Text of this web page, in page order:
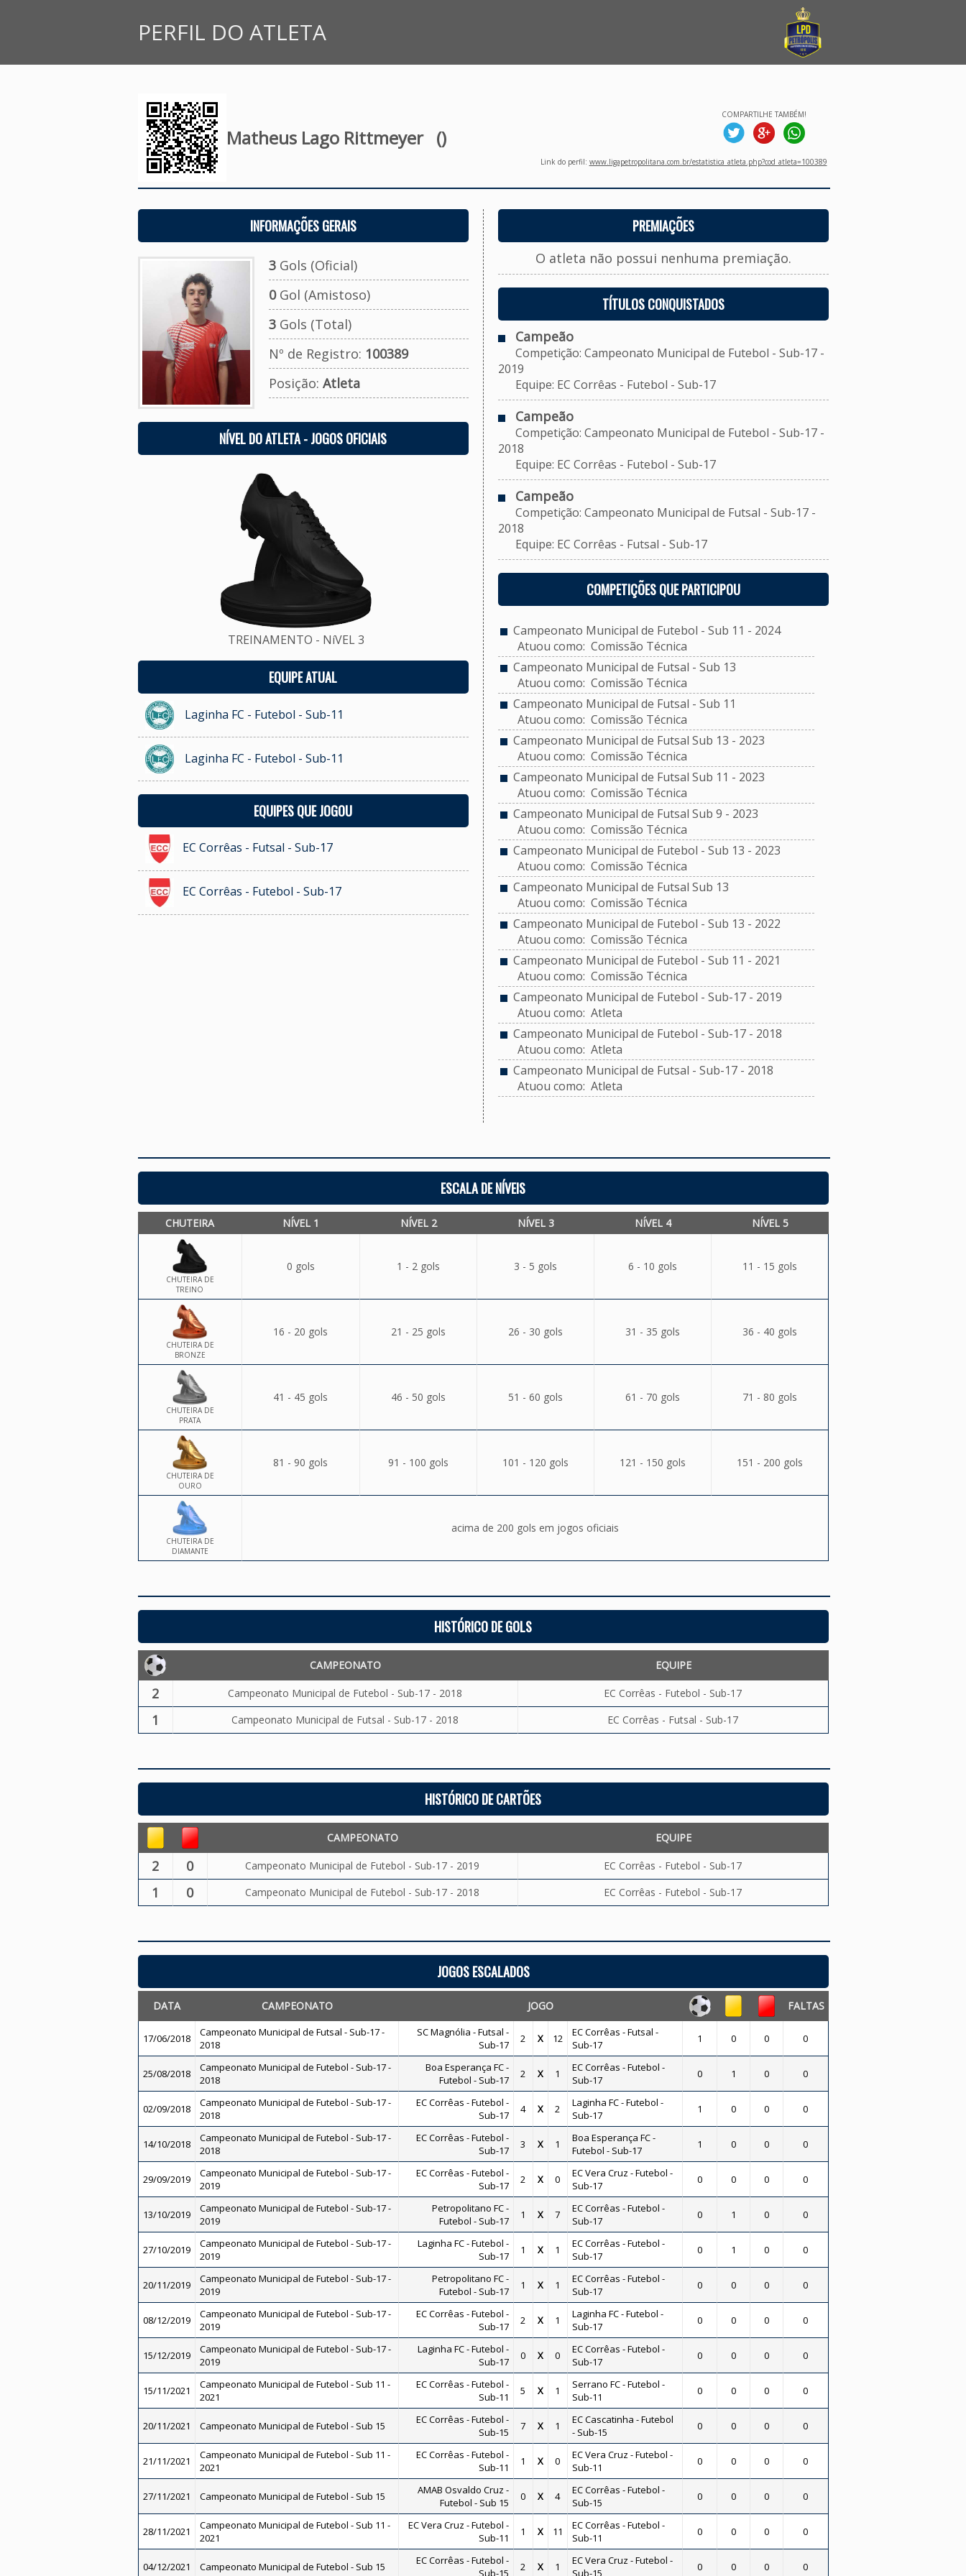
PERFIL DO ATLETA
Matheus Lago Rittmeyer ()
COMPARTILHE TAMBÉM!
Link do perfil: www.ligapetropolitana.com.br/estatistica_atleta.php?cod_atleta=100389
INFORMAÇÕES GERAIS
3Gols (Oficial)
0Gol (Amistoso)
3Gols (Total)
Nº de Registro: 100389
Posição: Atleta
NÍVEL DO ATLETA - JOGOS OFICIAIS
TREINAMENTO - NíVEL 3
EQUIPE ATUAL
Laginha FC - Futebol - Sub-11
Laginha FC - Futebol - Sub-11
EQUIPES QUE JOGOU
EC Corrêas - Futsal - Sub-17
EC Corrêas - Futebol - Sub-17
PREMIAÇÕES
O atleta não possui nenhuma premiação.
TÍTULOS CONQUISTADOS
Campeão
Competição: Campeonato Municipal de Futebol - Sub-17 -
2019
Equipe: EC Corrêas - Futebol - Sub-17
Campeão
Competição: Campeonato Municipal de Futebol - Sub-17 -
2018
Equipe: EC Corrêas - Futebol - Sub-17
Campeão
Competição: Campeonato Municipal de Futsal - Sub-17 -
2018
Equipe: EC Corrêas - Futsal - Sub-17
COMPETIÇÕES QUE PARTICIPOU
Campeonato Municipal de Futebol - Sub 11 - 2024
Atuou como: Comissão Técnica
Campeonato Municipal de Futsal - Sub 13
Atuou como: Comissão Técnica
Campeonato Municipal de Futsal - Sub 11
Atuou como: Comissão Técnica
Campeonato Municipal de Futsal Sub 13 - 2023
Atuou como: Comissão Técnica
Campeonato Municipal de Futsal Sub 11 - 2023
Atuou como: Comissão Técnica
Campeonato Municipal de Futsal Sub 9 - 2023
Atuou como: Comissão Técnica
Campeonato Municipal de Futebol - Sub 13 - 2023
Atuou como: Comissão Técnica
Campeonato Municipal de Futsal Sub 13
Atuou como: Comissão Técnica
Campeonato Municipal de Futebol - Sub 13 - 2022
Atuou como: Comissão Técnica
Campeonato Municipal de Futebol - Sub 11 - 2021
Atuou como: Comissão Técnica
Campeonato Municipal de Futebol - Sub-17 - 2019
Atuou como: Atleta
Campeonato Municipal de Futebol - Sub-17 - 2018
Atuou como: Atleta
Campeonato Municipal de Futsal - Sub-17 - 2018
Atuou como: Atleta
ESCALA DE NÍVEIS
CHUTEIRA NÍVEL 1 NÍVEL 2 NÍVEL 3 NÍVEL 4 NÍVEL 5
CHUTEIRA DE
TREINO
0 gols 1 - 2 gols 3 - 5 gols 6 - 10 gols 11 - 15 gols
CHUTEIRA DE
BRONZE
16 - 20 gols 21 - 25 gols 26 - 30 gols 31 - 35 gols 36 - 40 gols
CHUTEIRA DE
PRATA
41 - 45 gols 46 - 50 gols 51 - 60 gols 61 - 70 gols 71 - 80 gols
CHUTEIRA DE
OURO
81 - 90 gols 91 - 100 gols 101 - 120 gols 121 - 150 gols 151 - 200 gols
CHUTEIRA DE
DIAMANTE
acima de 200 gols em jogos oficiais
HISTÓRICO DE GOLS
CAMPEONATO EQUIPE
2 Campeonato Municipal de Futebol - Sub-17 - 2018 EC Corrêas - Futebol - Sub-17
1 Campeonato Municipal de Futsal - Sub-17 - 2018 EC Corrêas - Futsal - Sub-17
HISTÓRICO DE CARTÕES
CAMPEONATO EQUIPE
2 0 Campeonato Municipal de Futebol - Sub-17 - 2019 EC Corrêas - Futebol - Sub-17
1 0 Campeonato Municipal de Futebol - Sub-17 - 2018 EC Corrêas - Futebol - Sub-17
JOGOS ESCALADOS
DATA CAMPEONATO JOGO FALTAS
17/06/2018
Campeonato Municipal de Futsal - Sub-17 -
2018
SC Magnólia - Futsal -
Sub-17
2 X 12
EC Corrêas - Futsal -
Sub-17
1 0 0 0
25/08/2018
Campeonato Municipal de Futebol - Sub-17 -
2018
Boa Esperança FC -
Futebol - Sub-17
2 X 1
EC Corrêas - Futebol -
Sub-17
0 1 0 0
02/09/2018
Campeonato Municipal de Futebol - Sub-17 -
2018
EC Corrêas - Futebol -
Sub-17
4 X 2
Laginha FC - Futebol -
Sub-17
1 0 0 0
14/10/2018
Campeonato Municipal de Futebol - Sub-17 -
2018
EC Corrêas - Futebol -
Sub-17
3 X 1
Boa Esperança FC -
Futebol - Sub-17
1 0 0 0
29/09/2019
Campeonato Municipal de Futebol - Sub-17 -
2019
EC Corrêas - Futebol -
Sub-17
2 X 0
EC Vera Cruz - Futebol -
Sub-17
0 0 0 0
13/10/2019
Campeonato Municipal de Futebol - Sub-17 -
2019
Petropolitano FC -
Futebol - Sub-17
1 X 7
EC Corrêas - Futebol -
Sub-17
0 1 0 0
27/10/2019
Campeonato Municipal de Futebol - Sub-17 -
2019
Laginha FC - Futebol -
Sub-17
1 X 1
EC Corrêas - Futebol -
Sub-17
0 1 0 0
20/11/2019
Campeonato Municipal de Futebol - Sub-17 -
2019
Petropolitano FC -
Futebol - Sub-17
1 X 1
EC Corrêas - Futebol -
Sub-17
0 0 0 0
08/12/2019
Campeonato Municipal de Futebol - Sub-17 -
2019
EC Corrêas - Futebol -
Sub-17
2 X 1
Laginha FC - Futebol -
Sub-17
0 0 0 0
15/12/2019
Campeonato Municipal de Futebol - Sub-17 -
2019
Laginha FC - Futebol -
Sub-17
0 X 0
EC Corrêas - Futebol -
Sub-17
0 0 0 0
15/11/2021
Campeonato Municipal de Futebol - Sub 11 -
2021
EC Corrêas - Futebol -
Sub-11
5 X 1
Serrano FC - Futebol -
Sub-11
0 0 0 0
20/11/2021 Campeonato Municipal de Futebol - Sub 15
EC Corrêas - Futebol -
Sub-15
7 X 1
EC Cascatinha - Futebol
- Sub-15
0 0 0 0
21/11/2021
Campeonato Municipal de Futebol - Sub 11 -
2021
EC Corrêas - Futebol -
Sub-11
1 X 0
EC Vera Cruz - Futebol -
Sub-11
0 0 0 0
27/11/2021 Campeonato Municipal de Futebol - Sub 15
AMAB Osvaldo Cruz -
Futebol - Sub 15
0 X 4
EC Corrêas - Futebol -
Sub-15
0 0 0 0
28/11/2021
Campeonato Municipal de Futebol - Sub 11 -
2021
EC Vera Cruz - Futebol -
Sub-11
1 X 11
EC Corrêas - Futebol -
Sub-11
0 0 0 0
04/12/2021 Campeonato Municipal de Futebol - Sub 15
EC Corrêas - Futebol -
Sub-15
2 X 1
EC Vera Cruz - Futebol -
Sub-15
0 0 0 0